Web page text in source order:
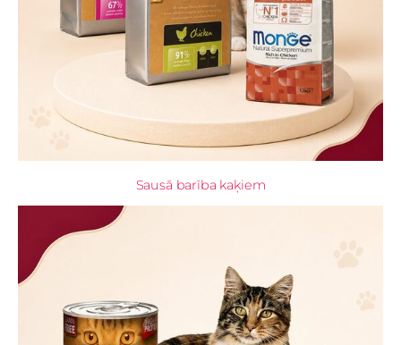
Sausā barība kaķiem